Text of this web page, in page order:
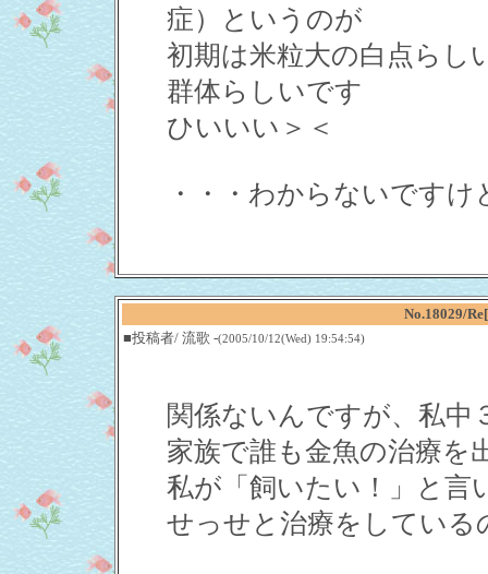
症）というのが
初期は米粒大の白点らし
群体らしいです
ひいいい＞＜
・・・わからないですけ
No.18029/
■投稿者/ 流歌 -(2005/10/12(Wed) 19:54:54)
関係ないんですが、私中
家族で誰も金魚の治療を
私が「飼いたい！」と言
せっせと治療をしてい